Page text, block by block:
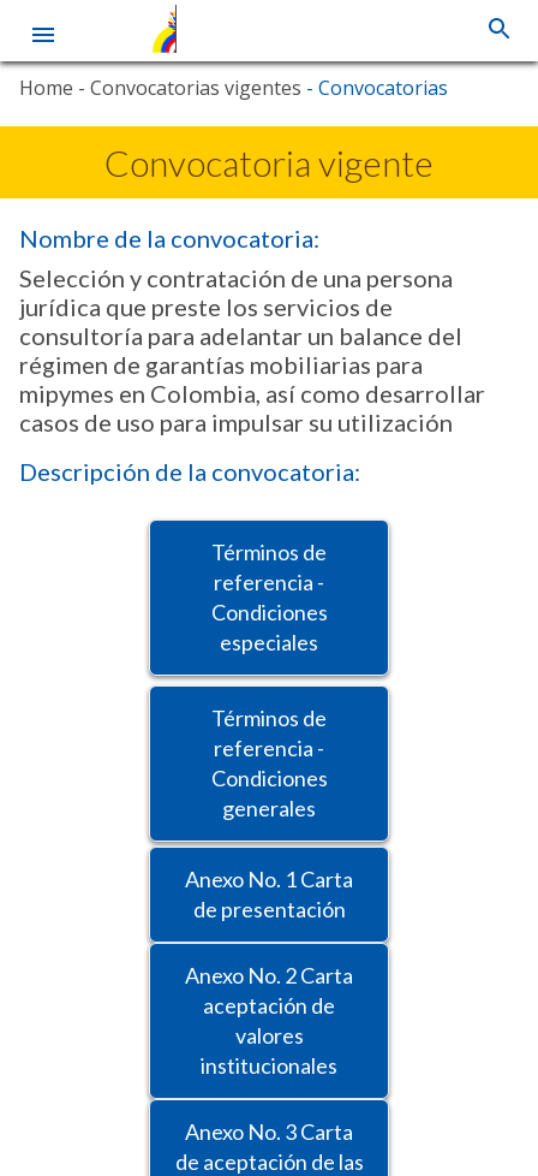
Skip
main
Home - Convocatorias vigentes - Convocatorias
Convocatoria vigente
Nombre de la convocatoria:
Selección y contratación de una persona
jurídica que preste los servicios de
consultoría para adelantar un balance del
régimen de garantías mobiliarias para
mipymes en Colombia, así como desarrollar
casos de uso para impulsar su utilización
Descripción de la convocatoria:
Términos de
referencia -
Condiciones
especiales
Términos de
referencia -
Condiciones
generales
Anexo No. 1 Carta
de presentación
Anexo No. 2 Carta
aceptación de
valores
institucionales
Anexo No. 3 Carta
de aceptación de las